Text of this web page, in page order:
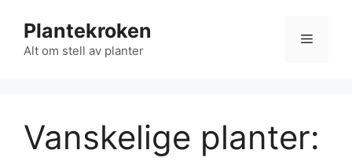
innhold
Plantekroken
Alt om stell av planter
Meny
Vanskelige planter: